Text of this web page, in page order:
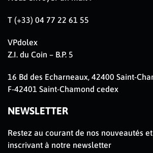
T (+33) 04 77 22 61 55
VPdolex
Z.I. du Coin – B.P. 5
16 Bd des Echarneaux, 42400 Saint-
F-42401 Saint-Chamond cedex
NEWSLETTER
Restez au courant de nos nouveautés
inscrivant à notre newsletter